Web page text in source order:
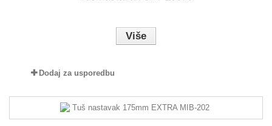
Više
Dodaj za usporedbu